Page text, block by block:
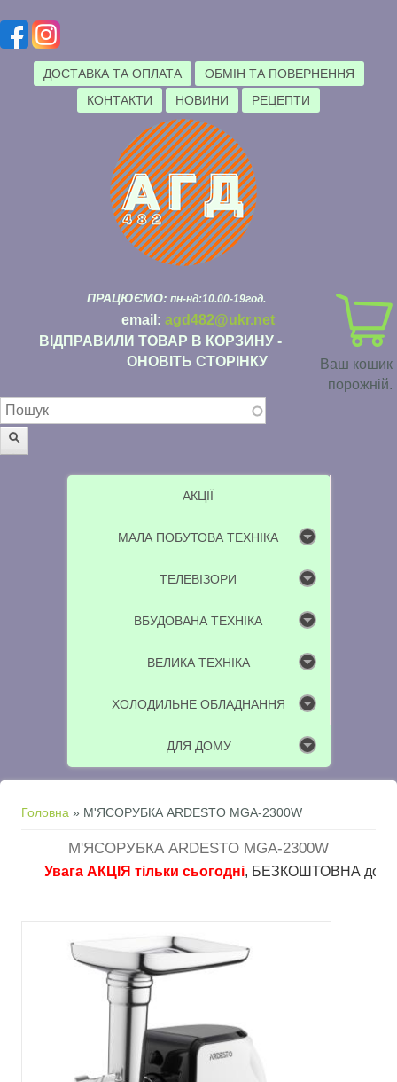
ДОСТАВКА ТА ОПЛАТА
ОБМІН ТА ПОВЕРНЕННЯ
КОНТАКТИ
НОВИНИ РЕЦЕПТИ
Ваш кошик
порожній.
ПРАЦЮЄМО: пн-нд:10.00-19год.
email: agd482@ukr.net
ВІДПРАВИЛИ ТОВАР В КОРЗИНУ -
ОНОВІТЬ СТОРІНКУ
Пошукова форма
АКЦІЇ
МАЛА ПОБУТОВА ТЕХНІКА
ТЕЛЕВІЗОРИ
ВБУДОВАНА ТЕХНІКА
ВЕЛИКА ТЕХНІКА
ХОЛОДИЛЬНЕ ОБЛАДНАННЯ
ДЛЯ ДОМУ
Ви є тут
Головна » М'ЯСОРУБКА ARDESTO MGA-2300W
М'ЯСОРУБКА ARDESTO MGA-2300W
Увага АКЦІЯ тільки сьогодні, БЕЗКОШТОВНА доставка